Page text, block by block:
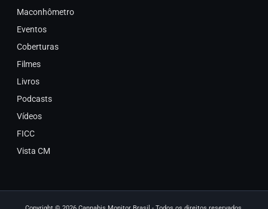
Maconhômetro
Eventos
Coberturas
Filmes
Livros
Podcasts
Vídeos
FICC
Vista CM